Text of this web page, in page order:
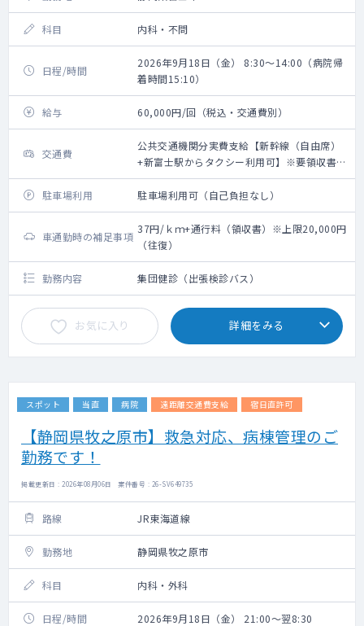
科目 内科・不問
日程/時間
2026年9月18日（金） 8:30～14:00（病院帰
着時間15:10）
給与 60,000円/回（税込・交通費別）
交通費
公共交通機関分実費支給【新幹線（自由席）
+新富士駅からタクシー利用可】※要領収書・
上限20,000円（往復）
駐車場利用
駐車場利用可（自己負担なし）
車通勤時の補足事項
37円/ｋｍ+通行料（領収書）※上限20,000円
（往復）
勤務内容 集団健診（出張検診バス）
お気に入り 詳細をみる
スポット 当直 病院 遠距離交通費支給 宿日直許可
【静岡県牧之原市】救急対応、病棟管理のご
勤務です！
掲載更新日 : 2026年08月06日 案件番号 : 26-SV649735
路線 JR東海道線
勤務地 静岡県牧之原市
科目 内科・外科
日程/時間 2026年9月18日（金） 21:00～翌8:30